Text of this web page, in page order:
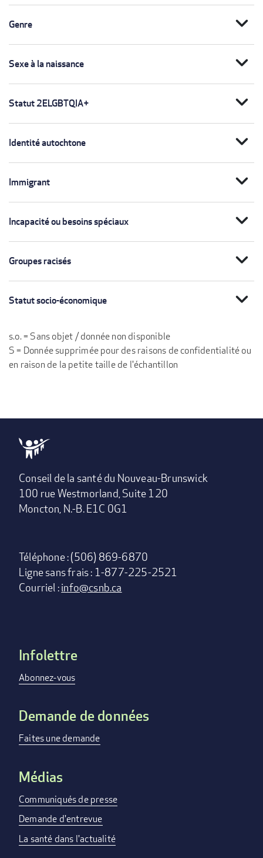
Genre expand_more
Sexe à la naissance expand_more
Statut 2ELGBTQIA+ expand_more
Identité autochtone expand_more
Immigrant expand_more
Incapacité ou besoins spéciaux expand_more
Groupes racisés expand_more
Statut socio-économique expand_more
s.o. = Sans objet / donnée non disponible
S = Donnée supprimée pour des raisons de confidentialité ou
en raison de la petite taille de l'échantillon
Conseil de la santé du Nouveau-Brunswick
100 rue Westmorland, Suite 120
Moncton, N.-B. E1C 0G1
Téléphone : (506) 869-6870
Ligne sans frais : 1-877-225-2521
Courriel :info@csnb.ca
Footer
menu
Infolettre
Abonnez-vous
Demande de données
Faites une demande
Médias
Communiqués de presse
Demande d'entrevue
La santé dans l'actualité